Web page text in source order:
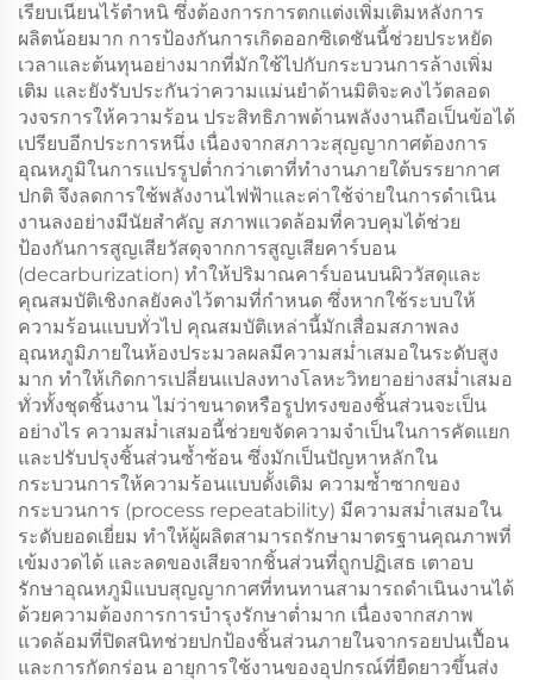
เรียบเนียนไร้ตำหนิ ซึ่งต้องการการตกแต่งเพิ่มเติมหลังการ
ผลิตน้อยมาก การป้องกันการเกิดออกซิเดชันนี้ช่วยประหยัด
เวลาและต้นทุนอย่างมากที่มักใช้ไปกับกระบวนการล้างเพิ่ม
เติม และยังรับประกันว่าความแม่นยำด้านมิติจะคงไว้ตลอด
วงจรการให้ความร้อน ประสิทธิภาพด้านพลังงานถือเป็นข้อได้
เปรียบอีกประการหนึ่ง เนื่องจากสภาวะสุญญากาศต้องการ
อุณหภูมิในการแปรรูปต่ำกว่าเตาที่ทำงานภายใต้บรรยากาศ
ปกติ จึงลดการใช้พลังงานไฟฟ้าและค่าใช้จ่ายในการดำเนิน
งานลงอย่างมีนัยสำคัญ สภาพแวดล้อมที่ควบคุมได้ช่วย
ป้องกันการสูญเสียวัสดุจากการสูญเสียคาร์บอน
(decarburization) ทำให้ปริมาณคาร์บอนบนผิววัสดุและ
คุณสมบัติเชิงกลยังคงไว้ตามที่กำหนด ซึ่งหากใช้ระบบให้
ความร้อนแบบทั่วไป คุณสมบัติเหล่านี้มักเสื่อมสภาพลง
อุณหภูมิภายในห้องประมวลผลมีความสม่ำเสมอในระดับสูง
มาก ทำให้เกิดการเปลี่ยนแปลงทางโลหะวิทยาอย่างสม่ำเสมอ
ทั่วทั้งชุดชิ้นงาน ไม่ว่าขนาดหรือรูปทรงของชิ้นส่วนจะเป็น
อย่างไร ความสม่ำเสมอนี้ช่วยขจัดความจำเป็นในการคัดแยก
และปรับปรุงชิ้นส่วนซ้ำซ้อน ซึ่งมักเป็นปัญหาหลักใน
กระบวนการให้ความร้อนแบบดั้งเดิม ความซ้ำซากของ
กระบวนการ (process repeatability) มีความสม่ำเสมอใน
ระดับยอดเยี่ยม ทำให้ผู้ผลิตสามารถรักษามาตรฐานคุณภาพที่
เข้มงวดได้ และลดของเสียจากชิ้นส่วนที่ถูกปฏิเสธ เตาอบ
รักษาอุณหภูมิแบบสุญญากาศที่ทนทานสามารถดำเนินงานได้
ด้วยความต้องการการบำรุงรักษาต่ำมาก เนื่องจากสภาพ
แวดล้อมที่ปิดสนิทช่วยปกป้องชิ้นส่วนภายในจากรอยปนเปื้อน
และการกัดกร่อน อายุการใช้งานของอุปกรณ์ที่ยืดยาวขึ้นส่ง